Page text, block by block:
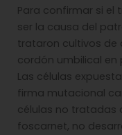
Para confirmar si
ser la causa del
trataron cultivos de
cordón umbilical en
Las células
firma mutacional
células no tratadas
foscarnet, no